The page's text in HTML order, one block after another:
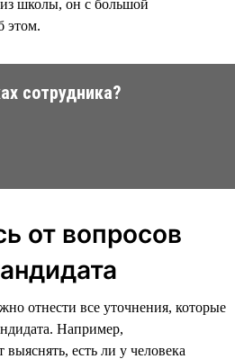
из школы, он с большой
этом.
сотрудника?
от вопросов
отнести все уточнения, которые
Например,
выяснять, есть ли у человека